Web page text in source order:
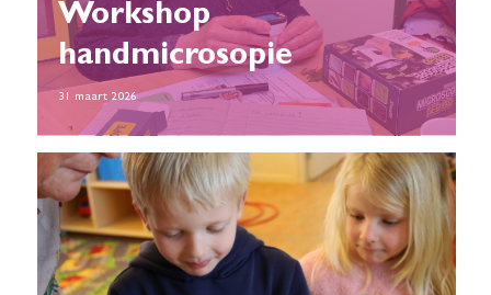
Workshop
handmicrosopie
31 maart 2026